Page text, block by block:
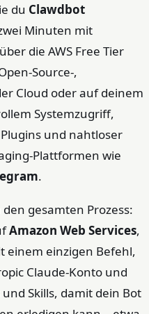
du Clawdbot
Minuten mit
über die AWS Free Tier
Cloud oder auf deinem
Systemzugriff,
und nahtloser
wie
.
gesamten Prozess:
Amazon Web Services,
einem einzigen Befehl,
Claude‑Konto und
Skills, damit dein Bot